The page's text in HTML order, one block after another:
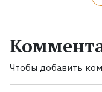
Чтобы добавить